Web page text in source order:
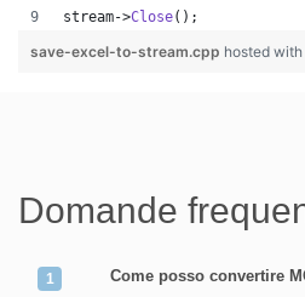
stream->Close();
save-excel-to-stream.cpp hosted
Domande
Come posso convertire